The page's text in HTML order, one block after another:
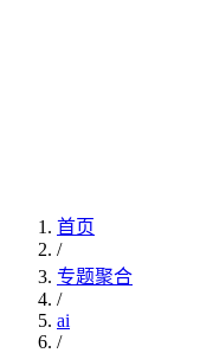
首页
/
专题聚合
/
ai
/